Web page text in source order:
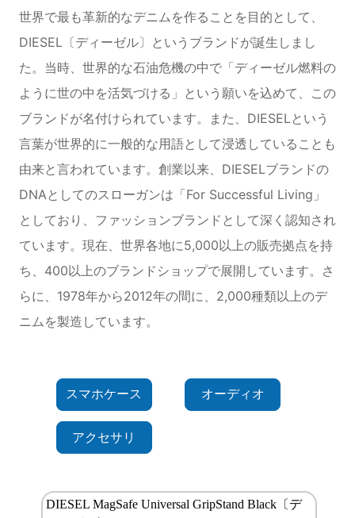
世界で最も革新的なデニムを作ることを目的として、
DIESEL〔ディーゼル〕というブランドが誕生しまし
た。当時、世界的な石油危機の中で「ディーゼル燃料の
ように世の中を活気づける」という願いを込めて、この
ブランドが名付けられています。また、DIESELという
言葉が世界的に一般的な用語として浸透していることも
由来と言われています。創業以来、DIESELブランドの
DNAとしてのスローガンは「For Successful Living」
としており、ファッションブランドとして深く認知され
ています。現在、世界各地に5,000以上の販売拠点を持
ち、400以上のブランドショップで展開しています。さ
らに、1978年から2012年の間に、2,000種類以上のデ
ニムを製造しています。
スマホケース オーディオ
アクセサリ
DIESEL MagSafe Universal GripStand Black〔デ